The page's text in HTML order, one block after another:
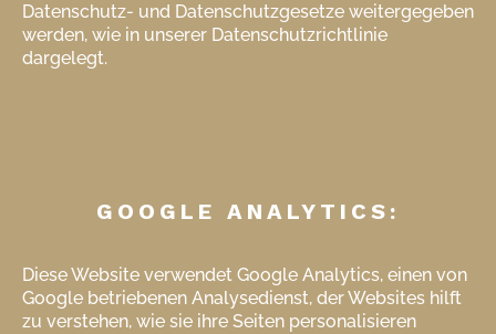
Datenschutz- und Datenschutzgesetze weitergegeben
werden, wie in unserer Datenschutzrichtlinie
dargelegt.
GOOGLE ANALYTICS:
Diese Website verwendet Google Analytics, einen von
Google betriebenen Analysedienst, der Websites hilft
zu verstehen, wie sie ihre Seiten personalisieren